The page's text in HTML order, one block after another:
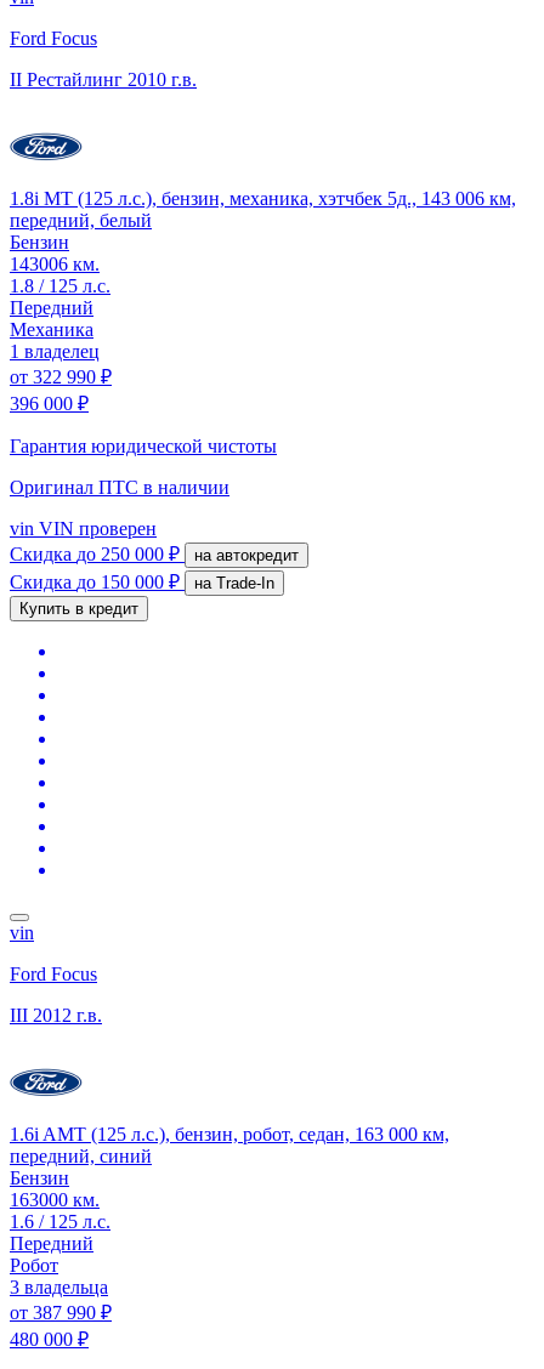
Ford Focus
II Рестайлинг 2010 г.в.
1.8i MT (125 л.с.), бензин, механика, хэтчбек 5д., 143 006 км,
передний, белый
Бензин
143006 км.
1.8 / 125 л.с.
Передний
Механика
1 владелец
от 322 990 ₽
396 000 ₽
Гарантия юридической чистоты
Оригинал ПТС в наличии
vin VIN проверен
Скидка до 250 000 ₽ на автокредит
Скидка до 150 000 ₽
на Trade-In
Купить в кредит
vin
Ford Focus
III 2012 г.в.
1.6i AMT (125 л.с.), бензин, робот, седан, 163 000 км,
передний, синий
Бензин
163000 км.
1.6 / 125 л.с.
Передний
Робот
3 владельца
от 387 990 ₽
480 000 ₽